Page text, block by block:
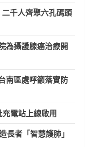
二千人齊聚六孔碼頭
為攝護腺癌治療開
南區處呼籲落實防
電站上線啟用
長者「智慧護肺」